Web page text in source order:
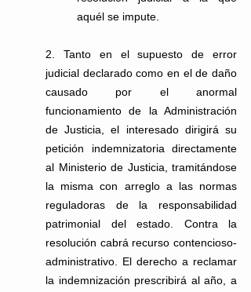
aquél se impute.
2. Tanto en el supuesto de error
judicial declarado como en el de daño
causado por el anormal
funcionamiento de la Administración
de Justicia, el interesado dirigirá su
petición indemnizatoria directamente
al Ministerio de Justicia, tramitándose
la misma con arreglo a las normas
reguladoras de la responsabilidad
patrimonial del estado. Contra la
resolución cabrá recurso contencioso-
administrativo. El derecho a reclamar
la indemnización prescribirá al año, a